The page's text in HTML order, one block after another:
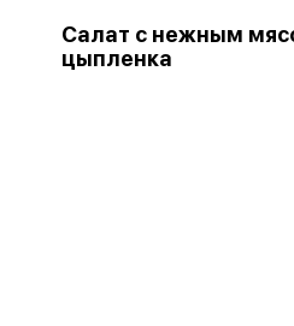
Салат с нежным
цыпленка